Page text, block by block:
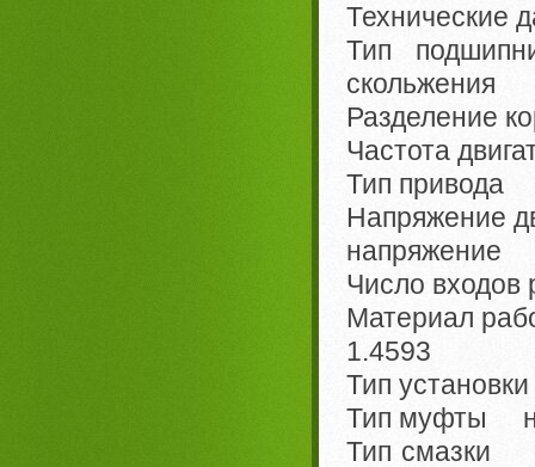
Технические
Тип
скольжения
Разделение
Частота
Тип привода
Напряжение
напряжение
Число входов
Материал
1.4593
Тип
Тип муфты
Тип смазки